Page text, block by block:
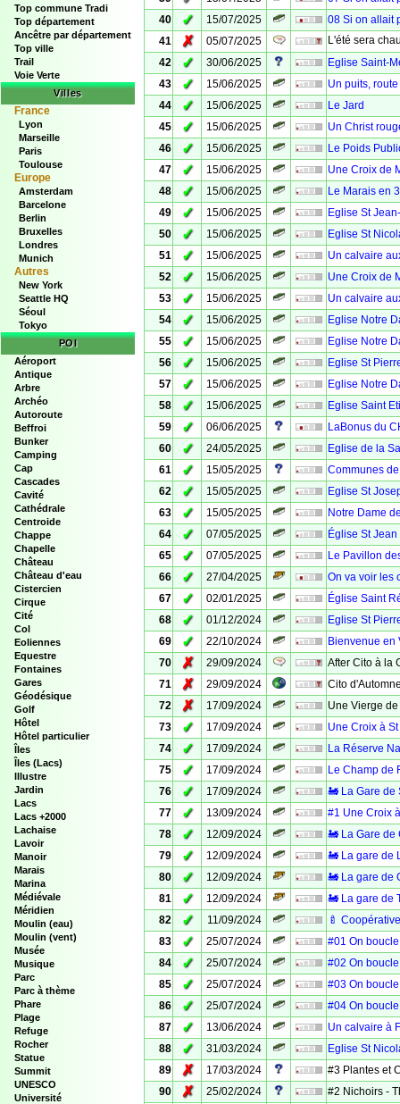
Top commune Tradi
Top département
Ancêtre par département
Top ville
Trail
Voie Verte
Villes
France
Lyon
Marseille
Paris
Toulouse
Europe
Amsterdam
Barcelone
Berlin
Bruxelles
Londres
Munich
Autres
New York
Seattle HQ
Séoul
Tokyo
POI
Aéroport
Antique
Arbre
Archéo
Autoroute
Beffroi
Bunker
Camping
Cap
Cascades
Cavité
Cathédrale
Centroide
Chappe
Chapelle
Château
Château d'eau
Cistercien
Cirque
Cité
Col
Eoliennes
Equestre
Fontaines
Gares
Géodésique
Golf
Hôtel
Hôtel particulier
Îles
Îles (Lacs)
Illustre
Jardin
Lacs
Lacs +2000
Lachaise
Lavoir
Manoir
Marais
Marina
Médiévale
Méridien
Moulin (eau)
Moulin (vent)
Musée
Musique
Parc
Parc à thème
Phare
Plage
Refuge
Rocher
Statue
Summit
UNESCO
Université
40
✓ 15/07/2025
08 Si on allait
41
✗ 05/07/2025
L'été sera
42
✓ 30/06/2025
Eglise Saint-
43
✓ 15/06/2025
Un puits,
44
✓ 15/06/2025
Le Jard
45
✓ 15/06/2025
Un Christ
46
✓ 15/06/2025
Le Poids
47
✓ 15/06/2025
Une Croix de
48
✓ 15/06/2025
Le Marais en
49
✓ 15/06/2025
Eglise St
50
✓ 15/06/2025
Eglise St
51
✓ 15/06/2025
Un calvaire
52
✓ 15/06/2025
Une Croix de
53
✓ 15/06/2025
Un calvaire
54
✓ 15/06/2025
Eglise Notre
55
✓ 15/06/2025
Eglise Notre
56
✓ 15/06/2025
Eglise St
57
✓ 15/06/2025
Eglise Notre
58
✓ 15/06/2025
Eglise Saint
59
✓ 06/06/2025
LaBonus du
60
✓ 24/05/2025
Eglise de la
61
✓ 15/05/2025
Communes
62
✓ 15/05/2025
Eglise St
63
✓ 15/05/2025
Notre Dame
64
✓ 07/05/2025
Église St
65
✓ 07/05/2025
Le Pavillon
66
✓ 27/04/2025
On va voir les
67
✓ 02/01/2025
Église Saint
68
✓ 01/12/2024
Eglise St
69
✓ 22/10/2024
Bienvenue en
70
✗ 29/09/2024
After Cito à la
71
✗ 29/09/2024
Cito
72
✗ 17/09/2024
Une Vierge
73
✓ 17/09/2024
Une Croix à
74
✓ 17/09/2024
La Réserve
75
✓ 17/09/2024
Le Champ de
76
✓ 17/09/2024
🚂 La Gare de
77
✓ 13/09/2024
#1 Une Croix
78
✓ 12/09/2024
🚂 La Gare de
79
✓ 12/09/2024
🚂 La gare de
80
✓ 12/09/2024
🚂 La gare de
81
✓ 12/09/2024
🚂 La gare de
82
✓ 11/09/2024
🍼
83
✓ 25/07/2024
#01 On
84
✓ 25/07/2024
#02 On
85
✓ 25/07/2024
#03 On
86
✓ 25/07/2024
#04 On
87
✓ 13/06/2024
Un calvaire à
88
✓ 31/03/2024
Eglise St
89
✗ 17/03/2024
#3 Plantes et
90
✗ 25/02/2024
#2 Nichoirs -